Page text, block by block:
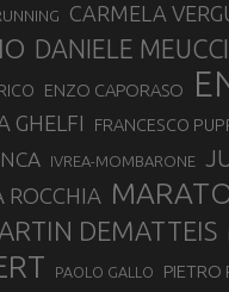
CARMELA
DANIELE MEUCCI
ENZO CAPORASO
GHELFI FRANCESCO
IVREA-MOMBARONE
ROCCHIA
DEMATTEIS
PAOLO GALLO PIETRO